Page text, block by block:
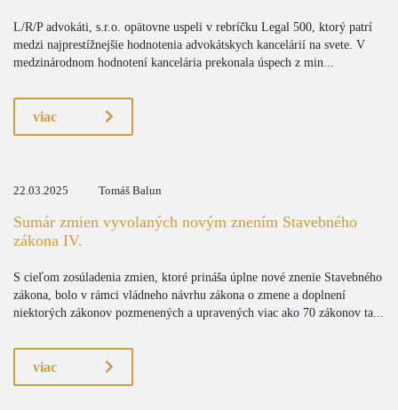
L/R/P advokáti, s.r.o. opätovne uspeli v rebríčku Legal 500, ktorý patrí
medzi najprestížnejšie hodnotenia advokátskych kancelárií na svete. V
medzinárodnom hodnotení kancelária prekonala úspech z min...
viac
22.03.2025 Tomáš Balun
Sumár zmien vyvolaných novým znením Stavebného
zákona IV.
S cieľom zosúladenia zmien, ktoré prináša úplne nové znenie Stavebného
zákona, bolo v rámci vládneho návrhu zákona o zmene a doplnení
niektorých zákonov pozmenených a upravených viac ako 70 zákonov ta...
viac